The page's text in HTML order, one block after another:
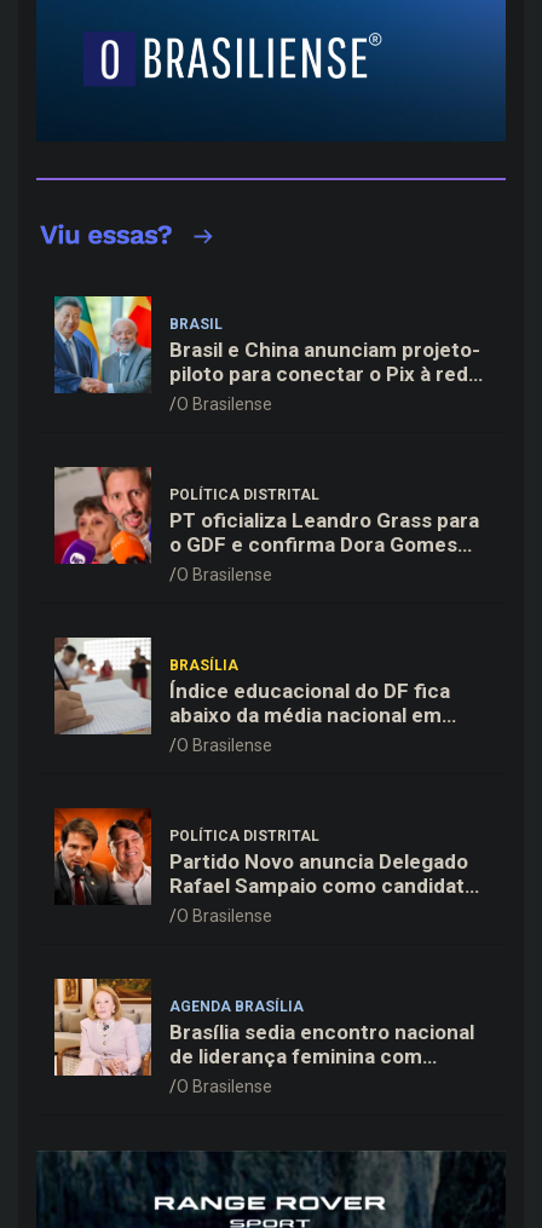
BRASIL
Brasil e China anunciam projeto-
piloto para conectar o Pix à rede
de pagamentos chinesa
O Brasilense
POLÍTICA DISTRITAL
PT oficializa Leandro Grass para
o GDF e confirma Dora Gomes
como vice na chapa majoritária
O Brasilense
BRASÍLIA
Índice educacional do DF fica
abaixo da média nacional em
todas as etapas de ensino,
O Brasilense
POLÍTICA DISTRITAL
Partido Novo anuncia Delegado
Rafael Sampaio como candidato
a vice-governador na chapa de
O Brasilense
AGENDA BRASÍLIA
Brasília sedia encontro nacional
de liderança feminina com
Janete Vaz, Carla Fonseca e
O Brasilense